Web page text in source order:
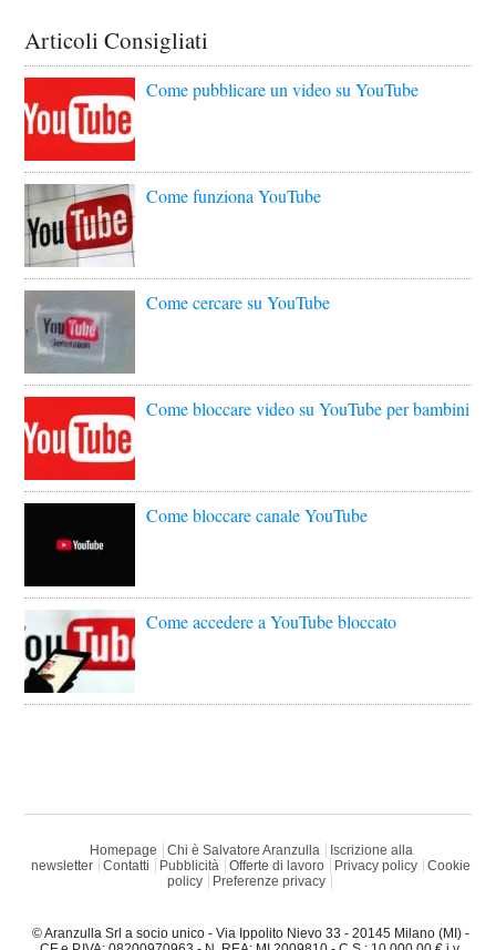
Articoli Consigliati
Come pubblicare un video su YouTube
Come funziona YouTube
Come cercare su YouTube
Come bloccare video su YouTube per bambini
Come bloccare canale YouTube
Come accedere a YouTube bloccato
Homepage Chi è Salvatore Aranzulla
Iscrizione alla
newsletter
Contatti Pubblicità Offerte di lavoro Privacy policy
Cookie
policy
Preferenze privacy
© Aranzulla Srl a socio unico - Via Ippolito Nievo 33 - 20145 Milano (MI) -